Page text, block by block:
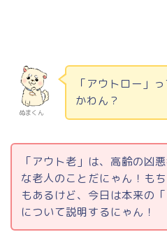
ぬまくん
「アウトロー」
かわん？
「アウト老」は、高齢の凶
な老人のことだにゃん！も
もあるけど、今日は本来の「
について説明するにゃん！